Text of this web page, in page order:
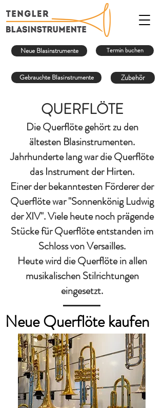
Gebrauchte Blasinstrumente Zubehör
Termin buchen
Neue Blasinstrumente
QUERFLÖTE
Die Querflöte gehört zu den
ältesten Blasinstrumenten.
Jahrhunderte lang war die Querflöte
das Instrument der Hirten.
Einer der bekanntesten Förderer der
Querflöte war "Sonnenkönig Ludwig
der XIV". Viele heute noch prägende
Stücke für Querflöte entstanden im
Schloss von Versailles.
Heute wird die Querflöte in allen
musikalischen Stilrichtungen
eingesetzt.
Neue Querflöte kaufen